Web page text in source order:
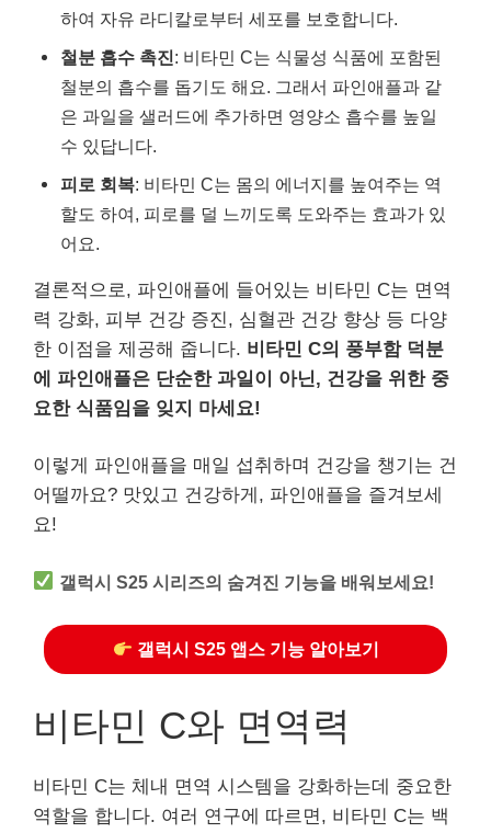
하여 자유 라디칼로부터 세포를 보호합니다.
철분 흡수 촉진: 비타민 C는 식물성 식품에 포함된
철분의 흡수를 돕기도 해요. 그래서 파인애플과 같
은 과일을 샐러드에 추가하면 영양소 흡수를 높일
수 있답니다.
피로 회복: 비타민 C는 몸의 에너지를 높여주는 역
할도 하여, 피로를 덜 느끼도록 도와주는 효과가 있
어요.
결론적으로, 파인애플에 들어있는 비타민 C는 면역
력 강화, 피부 건강 증진, 심혈관 건강 향상 등 다양
한 이점을 제공해 줍니다. 비타민 C의 풍부함 덕분
에 파인애플은 단순한 과일이 아닌, 건강을 위한 중
요한 식품임을 잊지 마세요!
이렇게 파인애플을 매일 섭취하며 건강을 챙기는 건
어떨까요? 맛있고 건강하게, 파인애플을 즐겨보세
요!
갤럭시 S25 시리즈의 숨겨진 기능을 배워보세요!
갤럭시 S25 앱스 기능 알아보기
비타민 C와 면역력
비타민 C는 체내 면역 시스템을 강화하는데 중요한
역할을 합니다. 여러 연구에 따르면, 비타민 C는 백